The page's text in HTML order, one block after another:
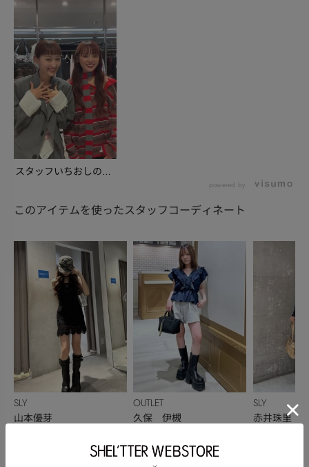
スタッフいちおしの新
powered by
このアイテムを使ったスタッフコーディネート
SLY
山本優芽
OUTLET
久保 伊槻
SLY
赤井珠里